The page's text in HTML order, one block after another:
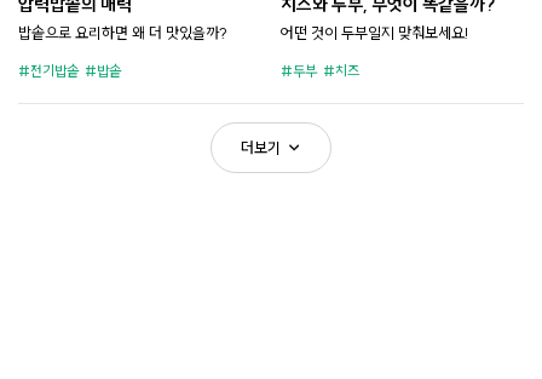
밥솥으로 요리하면 왜 더 맛있을까?
전기밥솥 밥솥
어떤 것이 두부일지 맞춰보세요!
두부 치즈
더보기